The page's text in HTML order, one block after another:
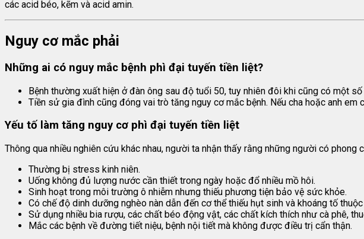
các acid béo, kẽm và acid amin.
Nguy cơ mắc phải
Những ai có nguy mắc bệnh phì đại tuyến tiền liệt?
Bệnh thường xuất hiện ở đàn ông sau độ tuổi 50, tuy nhiên đôi khi cũng có một
Tiền sử gia đình cũng đóng vai trò tăng nguy cơ mắc bệnh. Nếu cha hoặc anh
Yếu tố làm tăng nguy cơ phì đại tuyến tiền liệt
Thông qua nhiều nghiên cứu khác nhau, người ta nhận thấy rằng những người có
Thường bị stress kinh niên.
Uống không đủ lượng nước cần thiết trong ngày hoặc đổ nhiều mồ hôi.
Sinh hoạt trong môi trường ô nhiễm nhưng thiếu phương tiện bảo vệ sức khỏe.
Có chế độ dinh dưỡng nghèo nàn dẫn đến cơ thể thiếu hụt sinh và khoáng tố
Sử dụng nhiều bia rượu, các chất béo động vật, các chất kích thích như cà phê,
Mắc các bệnh về đường tiết niệu, bệnh nội tiết mà không được điều trị cẩn thận.